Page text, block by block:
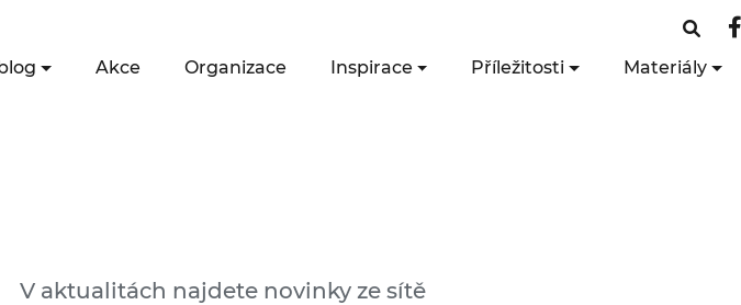
Akce Organizace Inspirace Příležitosti Materiály
V aktualitách najdete novinky ze sítě